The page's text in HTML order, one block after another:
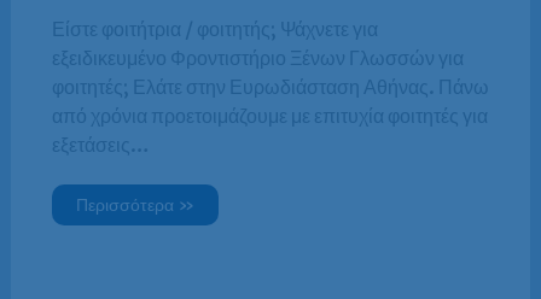
Είστε φοιτήτρια / φοιτητής; Ψάχνετε για
εξειδικευμένο Φροντιστήριο Ξένων Γλωσσών για
φοιτητές; Ελάτε στην Ευρωδιάσταση Αθήνας. Πάνω
από χρόνια προετοιμάζουμε με επιτυχία φοιτητές για
εξετάσεις…
Περισσότερα »